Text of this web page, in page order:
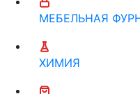
МЕБЕЛЬНАЯ
ХИМИЯ